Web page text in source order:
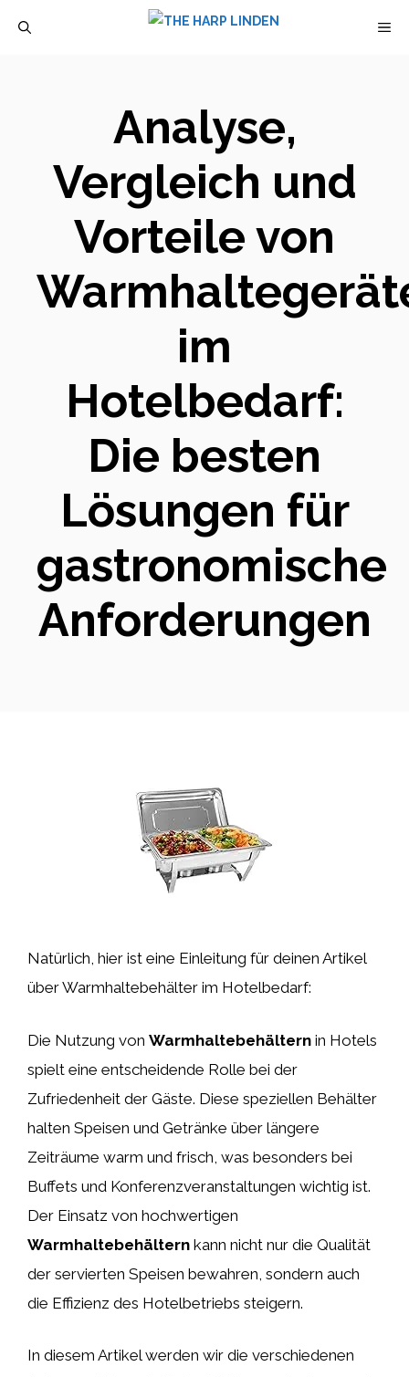
Analyse,
Vergleich und
Vorteile von
im
Hotelbedarf:
Die besten
Lösungen für
gastronomische
Anforderungen
Natürlich, hier ist eine Einleitung für deinen Artikel
über Warmhaltebehälter im Hotelbedarf:
Die Nutzung von Warmhaltebehältern in Hotels
spielt eine entscheidende Rolle bei der
Zufriedenheit der Gäste. Diese speziellen Behälter
halten Speisen und Getränke über längere
Zeiträume warm und frisch, was besonders bei
Buffets und Konferenzveranstaltungen wichtig ist.
Der Einsatz von hochwertigen
Warmhaltebehältern kann nicht nur die Qualität
der servierten Speisen bewahren, sondern auch
die Effizienz des Hotelbetriebs steigern.
In diesem Artikel werden wir die verschiedenen